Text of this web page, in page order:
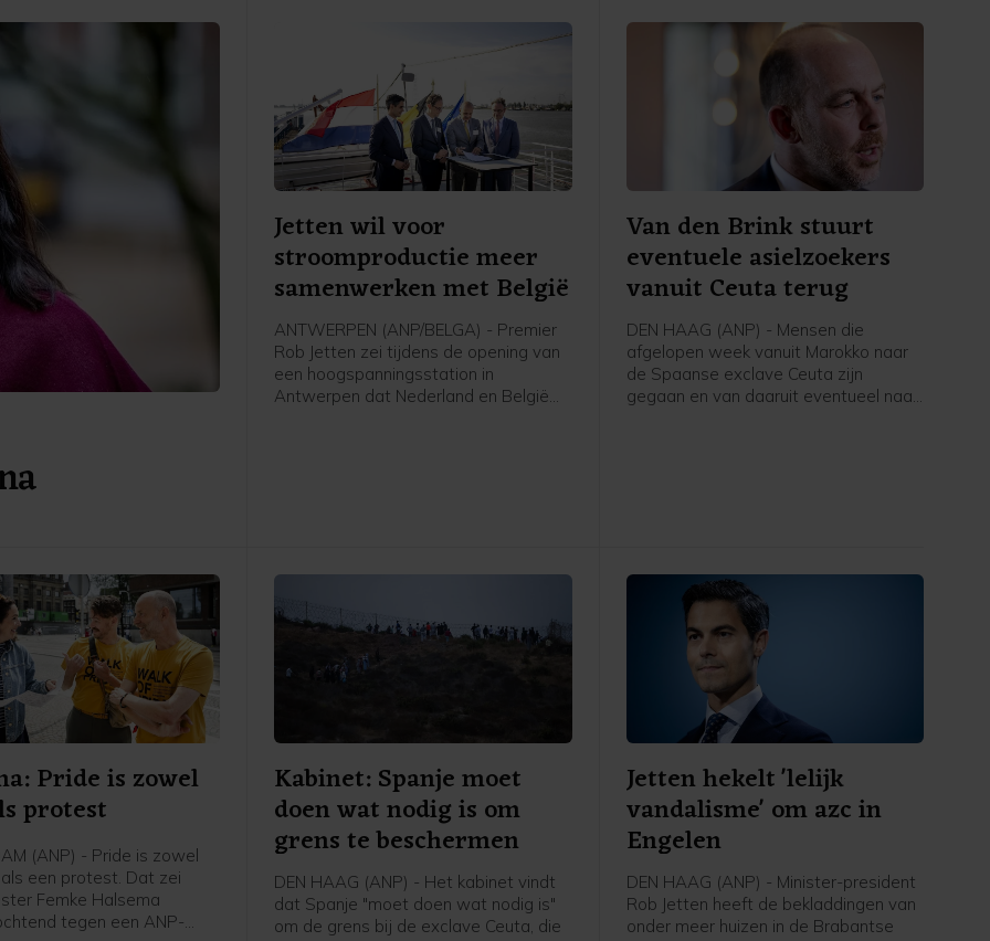
Jetten wil voor
stroomproductie meer
samenwerken met België
ANTWERPEN (ANP/BELGA) - Premier
Rob Jetten zei tijdens de opening van
een hoogspanningsstation in
Antwerpen dat Nederland en België
Van den Brink stuurt
eventuele asielzoekers
vanuit Ceuta terug
DEN HAAG (ANP) - Mensen die
afgelopen week vanuit Marokko naar
de Spaanse exclave Ceuta zijn
gegaan en van daaruit eventueel naar
ander land.
Pride is zowel
protest
(ANP) - Pride is zowel
een protest. Dat zei
Femke Halsema
tegen een ANP-
Kabinet: Spanje moet
doen wat nodig is om
grens te beschermen
DEN HAAG (ANP) - Het kabinet vindt
dat Spanje "moet doen wat nodig is"
om de grens bij de exclave Ceuta, die
Jetten hekelt 'lelijk
vandalisme' om azc in
Engelen
DEN HAAG (ANP) - Minister-president
Rob Jetten heeft de bekladdingen van
onder meer huizen in de Brabantse